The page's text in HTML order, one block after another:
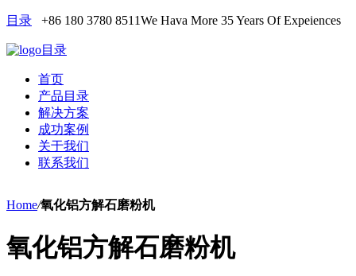
目录 +86 180 3780 8511We Hava More 35 Years Of Expeiences
目录
首页
产品目录
解决方案
成功案例
关于我们
联系我们
Home/氧化铝方解石磨粉机
氧化铝方解石磨粉机